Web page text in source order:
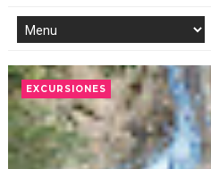
EXCURSIONES